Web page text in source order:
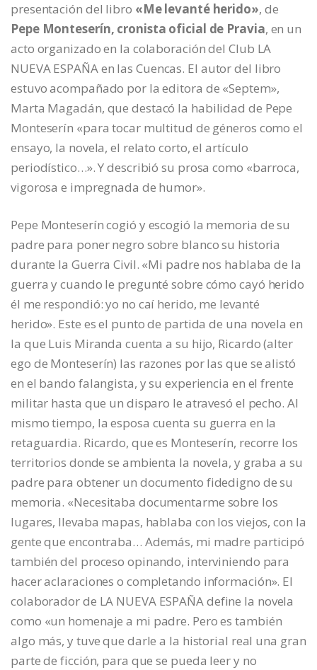
presentación del libro «Me levanté herido», de
Pepe Monteserín, cronista oficial de Pravia, en un
acto organizado en la colaboración del Club LA
NUEVA ESPAÑA en las Cuencas. El autor del libro
estuvo acompañado por la editora de «Septem»,
Marta Magadán, que destacó la habilidad de Pepe
Monteserín «para tocar multitud de géneros como el
ensayo, la novela, el relato corto, el artículo
periodístico…». Y describió su prosa como «barroca,
vigorosa e impregnada de humor».
Pepe Monteserín cogió y escogió la memoria de su
padre para poner negro sobre blanco su historia
durante la Guerra Civil. «Mi padre nos hablaba de la
guerra y cuando le pregunté sobre cómo cayó herido
él me respondió: yo no caí herido, me levanté
herido». Este es el punto de partida de una novela en
la que Luis Miranda cuenta a su hijo, Ricardo (alter
ego de Monteserín) las razones por las que se alistó
en el bando falangista, y su experiencia en el frente
militar hasta que un disparo le atravesó el pecho. Al
mismo tiempo, la esposa cuenta su guerra en la
retaguardia. Ricardo, que es Monteserín, recorre los
territorios donde se ambienta la novela, y graba a su
padre para obtener un documento fidedigno de su
memoria. «Necesitaba documentarme sobre los
lugares, llevaba mapas, hablaba con los viejos, con la
gente que encontraba… Además, mi madre participó
también del proceso opinando, interviniendo para
hacer aclaraciones o completando información». El
colaborador de LA NUEVA ESPAÑA define la novela
como «un homenaje a mi padre. Pero es también
algo más, y tuve que darle a la historial real una gran
parte de ficción, para que se pueda leer y no